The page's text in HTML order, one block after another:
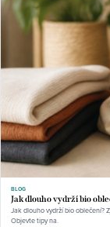
BLOG
Jak dlouho vydrží bio
Jak dlouho vydrží bio oblečení?
Objevte tipy na.